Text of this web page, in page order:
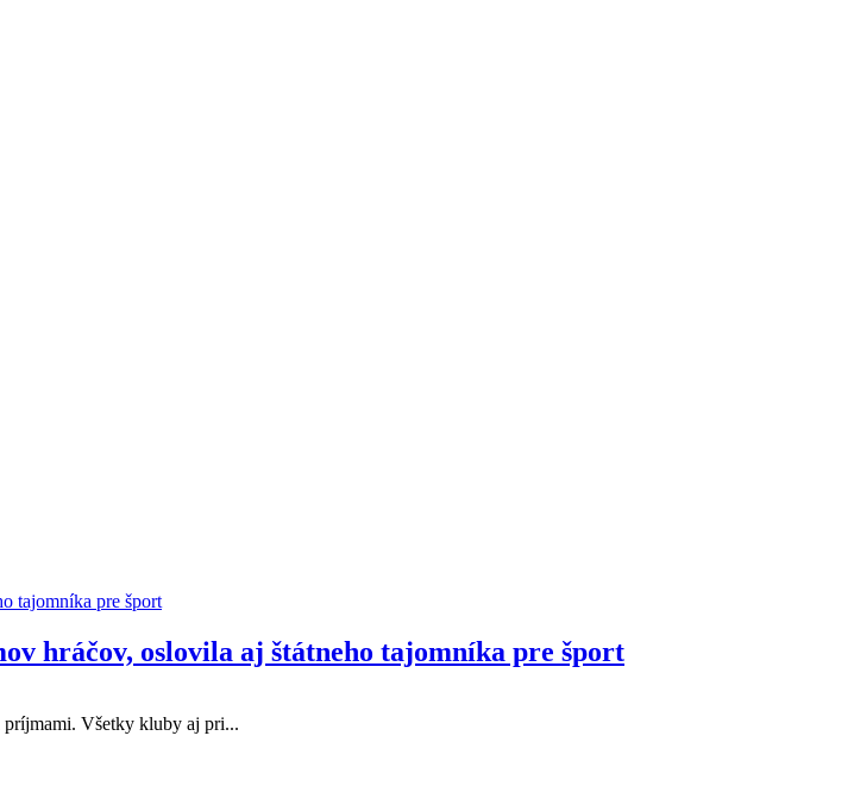
hráčov, oslovila aj štátneho tajomníka pre šport
príjmami. Všetky kluby aj pri...